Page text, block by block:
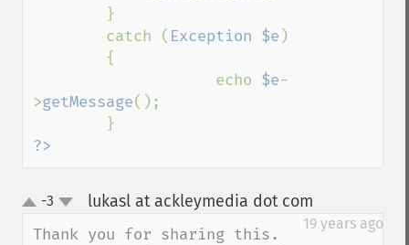
        catch (
Exception $e )
                    echo
$e-
>getMessage();
?>
up-3 lukasl at ackleymedia dot com
19 years ago
Thank you for sharing this.